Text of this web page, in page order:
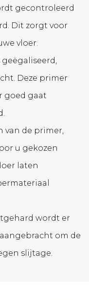
gecontroleerd
Dit zorgt voor
vloer.
Deze primer
goed gaat
van de primer,
u gekozen
laten
wordt er
om de
slijtage.